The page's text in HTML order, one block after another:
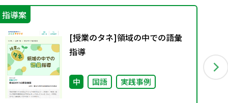
指導案
[授業のタネ]領域の中での語彙
指導
中 国語 実践事例